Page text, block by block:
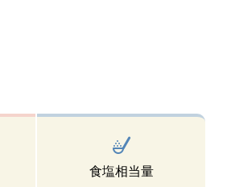
食塩相当量